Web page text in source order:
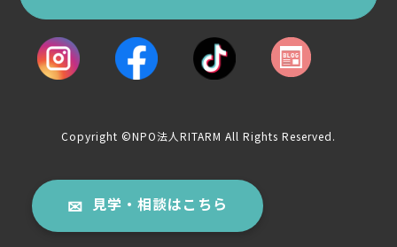
見学・相談はこちら
Copyright ©NPO法人RITARM All Rights Reserved.